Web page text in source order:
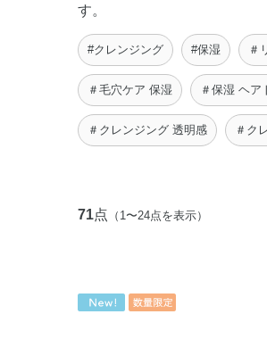
す。
#クレンジング #保湿 ＃
＃毛穴ケア 保湿 ＃保湿 ヘア
＃クレンジング 透明感 ＃ク
71点 （1〜24点を表示）